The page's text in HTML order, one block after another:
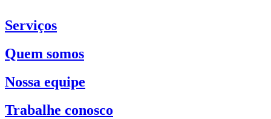
Serviços
Quem somos
Nossa equipe
Trabalhe conosco